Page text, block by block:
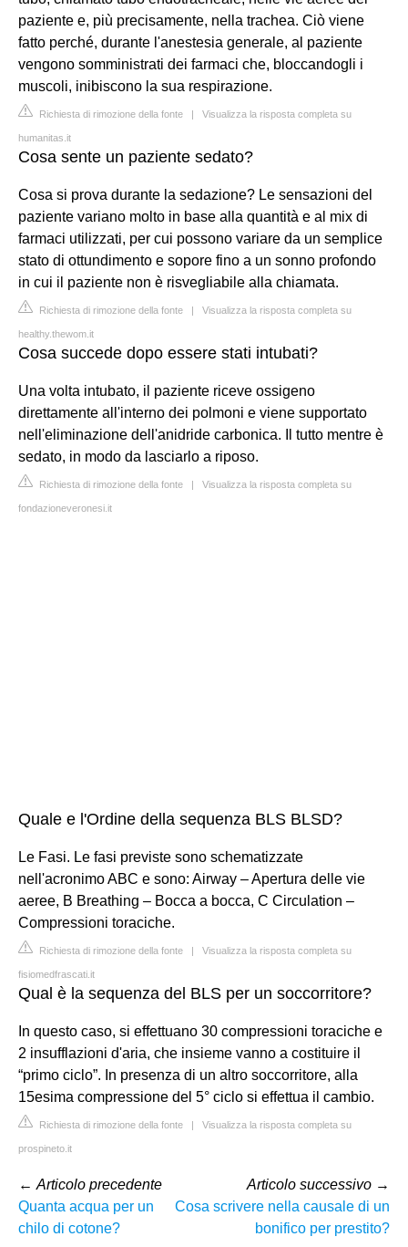
paziente e, più precisamente, nella trachea. Ciò viene
fatto perché, durante l'anestesia generale, al paziente
vengono somministrati dei farmaci che, bloccandogli i
muscoli, inibiscono la sua respirazione.
Richiesta di rimozione della fonte | Visualizza la risposta completa su
humanitas.it
Cosa sente un paziente sedato?
Cosa si prova durante la sedazione? Le sensazioni del
paziente variano molto in base alla quantità e al mix di
farmaci utilizzati, per cui possono variare da un semplice
stato di ottundimento e sopore fino a un sonno profondo
in cui il paziente non è risvegliabile alla chiamata.
Richiesta di rimozione della fonte | Visualizza la risposta completa su
healthy.thewom.it
Cosa succede dopo essere stati intubati?
Una volta intubato, il paziente riceve ossigeno
direttamente all'interno dei polmoni e viene supportato
nell'eliminazione dell'anidride carbonica. Il tutto mentre è
sedato, in modo da lasciarlo a riposo.
Richiesta di rimozione della fonte | Visualizza la risposta completa su
fondazioneveronesi.it
Quale e l'Ordine della sequenza BLS BLSD?
Le Fasi. Le fasi previste sono schematizzate
nell'acronimo ABC e sono: Airway – Apertura delle vie
aeree, B Breathing – Bocca a bocca, C Circulation –
Compressioni toraciche.
Richiesta di rimozione della fonte | Visualizza la risposta completa su
fisiomedfrascati.it
Qual è la sequenza del BLS per un soccorritore?
In questo caso, si effettuano 30 compressioni toraciche e
2 insufflazioni d'aria, che insieme vanno a costituire il
“primo ciclo”. In presenza di un altro soccorritore, alla
15esima compressione del 5° ciclo si effettua il cambio.
Richiesta di rimozione della fonte | Visualizza la risposta completa su
prospineto.it
← Articolo precedente
Quanta acqua per un
chilo di cotone?
Articolo successivo →
Cosa scrivere nella causale di un
bonifico per prestito?